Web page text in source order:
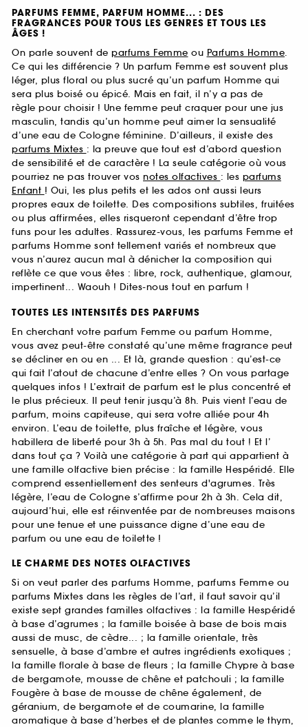
PARFUMS FEMME, PARFUM HOMME... : DES
FRAGRANCES POUR TOUS LES GENRES ET TOUS LES
ÂGES !
On parle souvent de parfums Femme ou Parfums Homme.
Ce qui les différencie ? Un parfum Femme est souvent plus
léger, plus floral ou plus sucré qu’un parfum Homme qui
sera plus boisé ou épicé. Mais en fait, il n’y a pas de
règle pour choisir ! Une femme peut craquer pour une jus
masculin, tandis qu’un homme peut aimer la sensualité
d’une eau de Cologne féminine. D’ailleurs, il existe des
parfums Mixtes : la preuve que tout est d’abord question
de sensibilité et de caractère ! La seule catégorie où vous
pourriez ne pas trouver vos notes olfactives : les parfums
Enfant ! Oui, les plus petits et les ados ont aussi leurs
propres eaux de toilette. Des compositions subtiles, fruitées
ou plus affirmées, elles risqueront cependant d’être trop
funs pour les adultes. Rassurez-vous, les parfums Femme et
parfums Homme sont tellement variés et nombreux que
vous n’aurez aucun mal à dénicher la composition qui
reflète ce que vous êtes : libre, rock, authentique, glamour,
impertinent... Waouh ! Dites-nous tout en parfum !
TOUTES LES INTENSITÉS DES PARFUMS
En cherchant votre parfum Femme ou parfum Homme,
vous avez peut-être constaté qu’une même fragrance peut
se décliner en ou en ... Et là, grande question : qu’est-ce
qui fait l’atout de chacune d’entre elles ? On vous partage
quelques infos ! L’extrait de parfum est le plus concentré et
le plus précieux. Il peut tenir jusqu’à 8h. Puis vient l’eau de
parfum, moins capiteuse, qui sera votre alliée pour 4h
environ. L’eau de toilette, plus fraîche et légère, vous
habillera de liberté pour 3h à 5h. Pas mal du tout ! Et l’
dans tout ça ? Voilà une catégorie à part qui appartient à
une famille olfactive bien précise : la famille Hespéridé. Elle
comprend essentiellement des senteurs d'agrumes. Très
légère, l’eau de Cologne s’affirme pour 2h à 3h. Cela dit,
aujourd’hui, elle est réinventée par de nombreuses maisons
pour une tenue et une puissance digne d’une eau de
parfum ou une eau de toilette !
LE CHARME DES NOTES OLFACTIVES
Si on veut parler des parfums Homme, parfums Femme ou
parfums Mixtes dans les règles de l’art, il faut savoir qu’il
existe sept grandes familles olfactives : la famille Hespéridé
à base d’agrumes ; la famille boisée à base de bois mais
aussi de musc, de cèdre... ; la famille orientale, très
sensuelle, à base d’ambre et autres ingrédients exotiques ;
la famille florale à base de fleurs ; la famille Chypre à base
de bergamote, mousse de chêne et patchouli ; la famille
Fougère à base de mousse de chêne également, de
géranium, de bergamote et de coumarine, la famille
aromatique à base d’herbes et de plantes comme le thym,